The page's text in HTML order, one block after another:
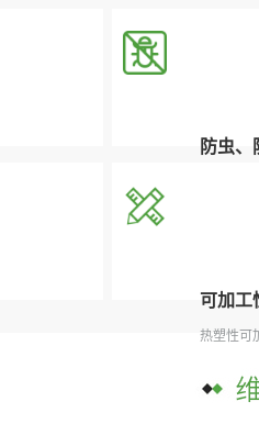
防虫、
可加工
热塑性可